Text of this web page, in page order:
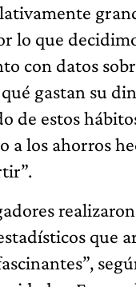
lo que
con datos
gastan su
de estos
a los ahorros
que